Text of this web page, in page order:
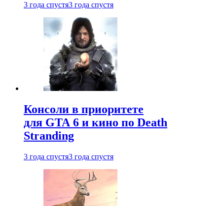
3 года спустя3 года спустя
Консоли в приоритете
для GTA 6 и кино по Death
Stranding
3 года спустя3 года спустя